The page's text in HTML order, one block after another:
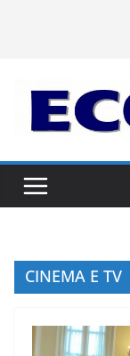
CINEMA E TV